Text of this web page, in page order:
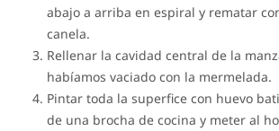
abajo a arriba en espiral y rematar
canela.
Rellenar la cavidad central de la
habíamos vaciado con la mermelada.
Pintar toda la superfice con huevo
de una brocha de cocina y meter al